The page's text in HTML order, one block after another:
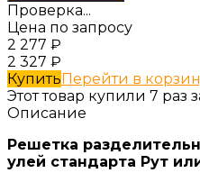
Проверка...
Цена по запросу
2 277 ₽
2 327 ₽
КупитьПерейти в
Этот товар купили 7 раз
Описание
Решетка
улей стандарта Рут